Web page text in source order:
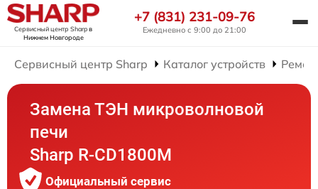
Сервисный центр Sharpв
Нижнем Новгороде
+7 (831) 231-09-76
Ежедневно с 9:00 до 21:00
Сервисный центр Sharp Каталог устройств
Замена ТЭН микроволновой
печи
Sharp R-CD1800M
Официальный сервис